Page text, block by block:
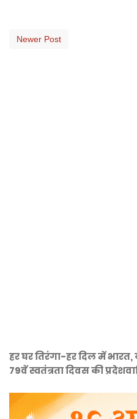
Newer Post
हर घर तिरंगा-हर दिल में
79वें स्वतंत्रता दिवस की